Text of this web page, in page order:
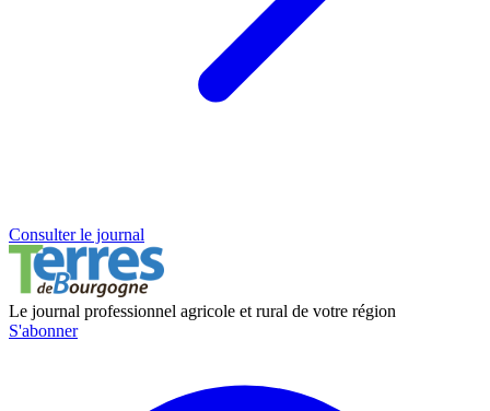
Consulter le journal
Le journal professionnel agricole et rural de votre région
S'abonner